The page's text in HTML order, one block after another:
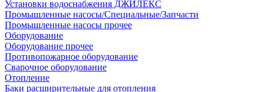
Установки водоснабжения ДЖИЛЕКС
Промышленные насосы/Специальные/Запчасти
Промышленные насосы прочее
Оборудование
Оборудование прочее
Противопожарное оборудование
Сварочное оборудование
Отопление
Баки расширительные для отопления